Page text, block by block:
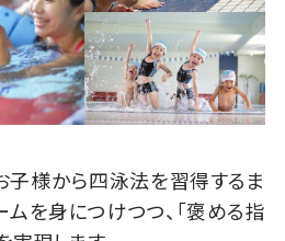
様から四泳法を習得するま
ムを身につけつつ、「褒める指